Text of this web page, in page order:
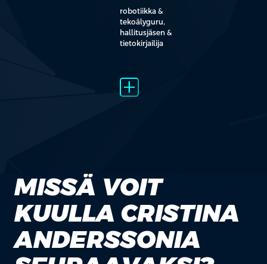
robotiikka &
tekoälyguru,
hallitusjäsen &
tietokirjailija
add_2
MISSÄ VOIT
KUULLA CRISTINA
ANDERSSONIA